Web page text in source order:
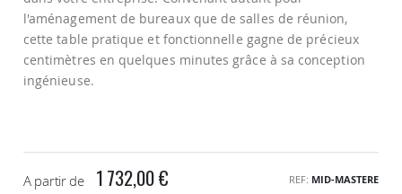
l'aménagement de bureaux que de salles de réunion,
cette table pratique et fonctionnelle gagne de précieux
centimètres en quelques minutes grâce à sa conception
ingénieuse.
A partir de 1 732,00 € REF MID-MASTERE